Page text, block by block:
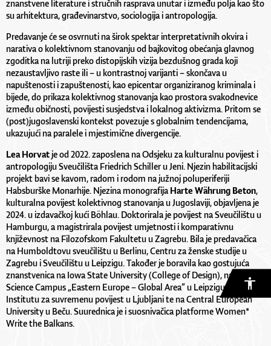
znanstvene literature i stručnih rasprava unutar i između polja kao što
su arhitektura, građevinarstvo, sociologija i antropologija.
Predavanje će se osvrnuti na širok spektar interpretativnih okvira i
narativa o kolektivnom stanovanju od bajkovitog obećanja glavnog
zgoditka na lutriji preko distopijskih vizija bezdušnog grada koji
nezaustavljivo raste ili – u kontrastnoj varijanti – skončava u
napuštenosti i zapuštenosti, kao epicentar organiziranog kriminala i
bijede, do prikaza kolektivnog stanovanja kao prostora svakodnevice
između običnosti, povijesti susjedstva i lokalnog aktivizma. Pritom se
(post)jugoslavenski kontekst povezuje s globalnim tendencijama,
ukazujući na paralele i mjestimične divergencije.
Lea Horvatje od 2022. zaposlena na Odsjeku za kulturalnu povijest i
antropologiju Sveučilišta Friedrich Schiller u Jeni. Njezin habilitacijski
projekt bavi se kavom, radom i rodom na južnoj poluperiferiji
Habsburške Monarhije. Njezina monografija Harte Währung Beton,
kulturalna povijest kolektivnog stanovanja u Jugoslaviji, objavljena je
2024. u izdavačkoj kući Böhlau. Doktorirala je povijest na Sveučilištu u
Hamburgu, a magistrirala povijest umjetnosti i komparativnu
književnost na Filozofskom Fakultetu u Zagrebu. Bila je predavačica
na Humboldtovu sveučilištu u Berlinu, Centru za ženske studije u
Zagrebu i Sveučilištu u Leipzigu. Također je boravila kao gostujuća
znanstvenica na Iowa State University (College of Design), na Leibniz
Science Campus „Eastern Europe – Global Area” u Leipzigu, na
Institutu za suvremenu povijest u Ljubljani te na Central European
University u Beču. Suurednica je i suosnivačica platforme Women*
Write the Balkans.